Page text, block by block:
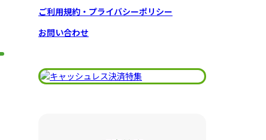
ご利用規約・プライバシーポリシー
お問い合わせ